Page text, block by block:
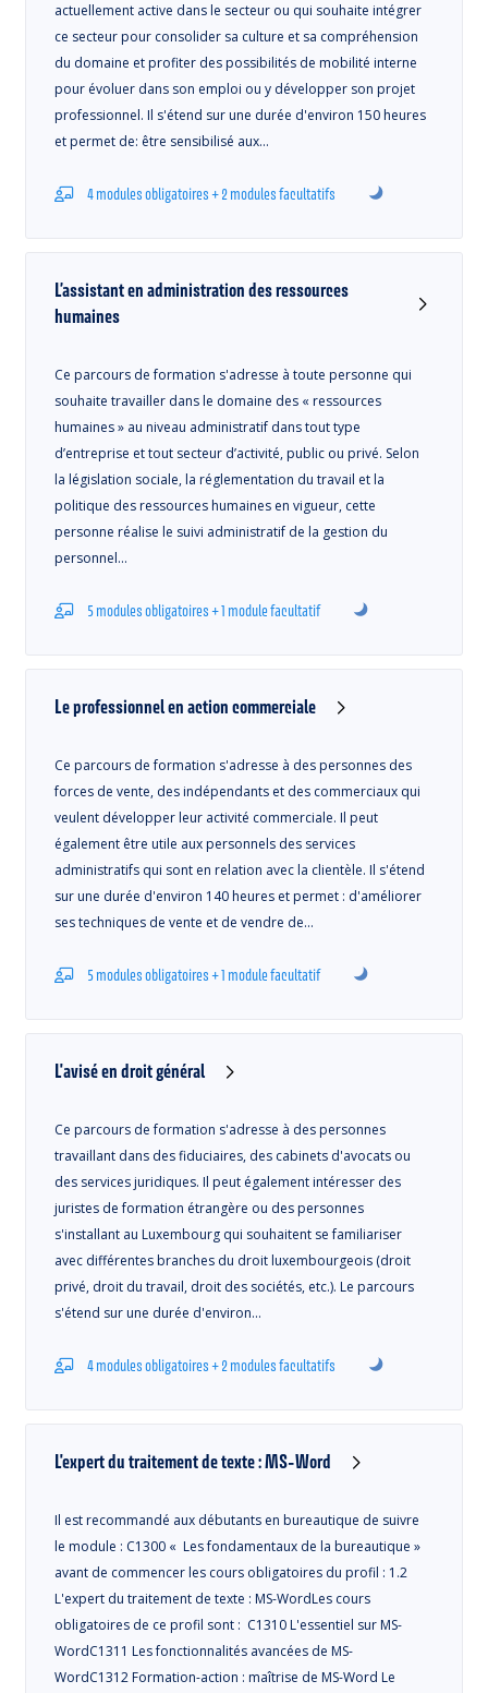
actuellement active dans le secteur ou qui souhaite intégrer
ce secteur pour consolider sa culture et sa compréhension
du domaine et profiter des possibilités de mobilité interne
pour évoluer dans son emploi ou y développer son projet
professionnel. Il s'étend sur une durée d'environ 150 heures
et permet de: être sensibilisé aux…
4 modules obligatoires + 2 modules facultatifs
L’assistant en administration des ressources
humaines
Ce parcours de formation s'adresse à toute personne qui
souhaite travailler dans le domaine des « ressources
humaines » au niveau administratif dans tout type
d’entreprise et tout secteur d’activité, public ou privé. Selon
la législation sociale, la réglementation du travail et la
politique des ressources humaines en vigueur, cette
personne réalise le suivi administratif de la gestion du
personnel…
5 modules obligatoires + 1 module facultatif
Le professionnel en action commerciale
Ce parcours de formation s'adresse à des personnes des
forces de vente, des indépendants et des commerciaux qui
veulent développer leur activité commerciale. Il peut
également être utile aux personnels des services
administratifs qui sont en relation avec la clientèle. Il s'étend
sur une durée d'environ 140 heures et permet : d'améliorer
ses techniques de vente et de vendre de…
5 modules obligatoires + 1 module facultatif
L'avisé en droit général
Ce parcours de formation s'adresse à des personnes
travaillant dans des fiduciaires, des cabinets d'avocats ou
des services juridiques. Il peut également intéresser des
juristes de formation étrangère ou des personnes
s'installant au Luxembourg qui souhaitent se familiariser
avec différentes branches du droit luxembourgeois (droit
privé, droit du travail, droit des sociétés, etc.). Le parcours
s'étend sur une durée d'environ…
4 modules obligatoires + 2 modules facultatifs
L'expert du traitement de texte : MS-Word
Il est recommandé aux débutants en bureautique de suivre
le module : C1300 « Les fondamentaux de la bureautique »
avant de commencer les cours obligatoires du profil : 1.2
L'expert du traitement de texte : MS-WordLes cours
obligatoires de ce profil sont : C1310 L'essentiel sur MS-
WordC1311 Les fonctionnalités avancées de MS-
WordC1312 Formation-action : maîtrise de MS-Word Le